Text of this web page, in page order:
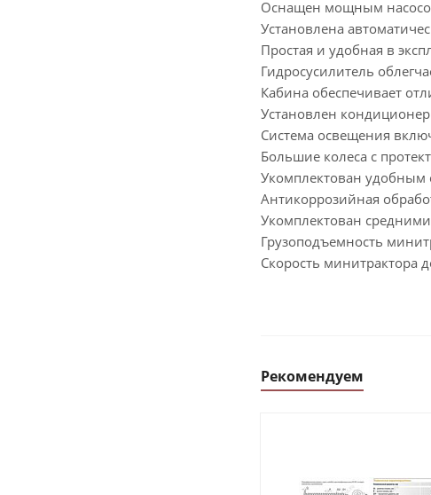
Оснащен мощным
Установлена
Простая и удобная в
Гидросусилитель
Кабина обеспечивает
Установлен
Система освещения
Большие колеса с
Укомплектован удобным
Антикоррозийная
Укомплектован
Грузоподъемность
Скорость минитрактора
Рекомендуем